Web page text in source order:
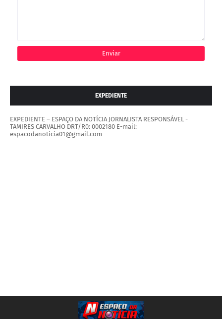
EXPEDIENTE
EXPEDIENTE – ESPAÇO DA NOTÍCIA JORNALISTA RESPONSÁVEL -
TAMIRES CARVALHO DRT/R0: 0002180 E-mail:
espacodanoticia01@gmail.com